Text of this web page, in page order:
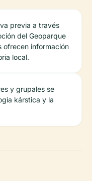
previa a través
del Geoparque
ofrecen información
local.
y grupales se
kárstica y la